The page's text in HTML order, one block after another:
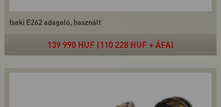
Iseki E262 adagoló, használt
139 990 HUF (110 228 HUF + ÁFA)